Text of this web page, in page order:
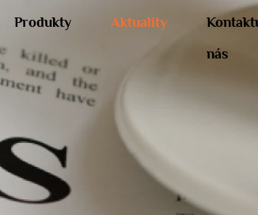
Produkty Aktuality
nás